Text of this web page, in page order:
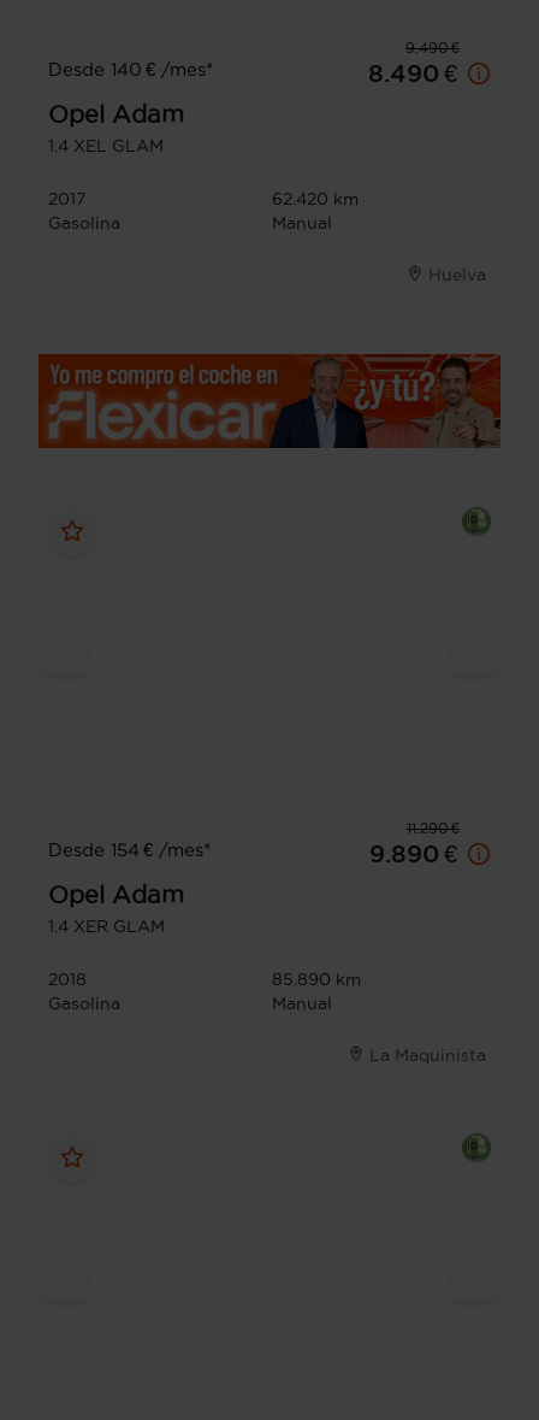
9.490 €
Desde 140 € /mes*
8.490 €
Opel Adam
1.4 XEL GLAM
2017
62.420 km
Gasolina
Manual
Huelva
11.290 €
Desde 154 € /mes*
9.890 €
Opel Adam
1.4 XER GLAM
2018
85.890 km
Gasolina
Manual
La Maquinista